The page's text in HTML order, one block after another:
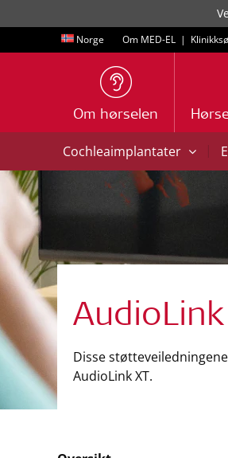
Norge Om MED-EL |
Om hørselen
Cochleaimplantater |
AudioLink
Disse
AudioLink XT.